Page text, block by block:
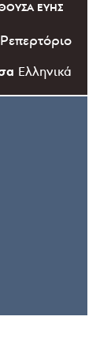
ΕΎΗΣ
Ρεπερτόριο
Ελληνικά